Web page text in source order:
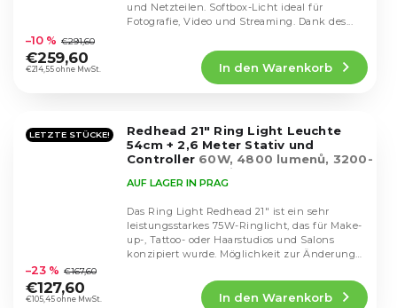
durchschnittliche
Produktbewertung
ist
Sternen.
€214,55 ohne MwSt.
–10 % €291,60
€259,60
In den Warenkorb
und Netzteilen. Softbox-Licht ideal für
Fotografie, Video und Streaming. Dank des...
LETZTE STÜCKE!
Redhead 21" Ring Light Leuchte
54cm + 2,6 Meter Stativ und
Controller 60W, 4800 lumenů, 3200-
5600K, RGB režim
durchschnittliche
Produktbewertung
ist
AUF LAGER IN PRAG
€105,45 ohne MwSt.
–23 % €167,60
€127,60
In den Warenkorb
Das Ring Light Redhead 21" ist ein sehr
leistungsstarkes 75W-Ringlicht, das für Make-
up-, Tattoo- oder Haarstudios und Salons
konzipiert wurde. Möglichkeit zur Änderung